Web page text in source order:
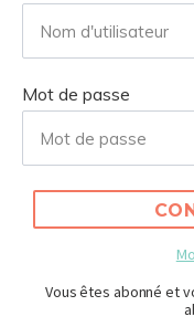
Mot de passe
Vous êtes abonné et